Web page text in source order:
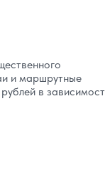
и маршрутные
в